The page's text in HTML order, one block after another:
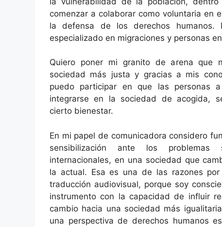
comenzar a colaborar como voluntaria en
la defensa de los derechos humanos.
especializado en migraciones y personas
Quiero poner mi granito de arena que
sociedad más justa y gracias a mis
puedo participar en que las personas
integrarse en la sociedad de acogida,
cierto bienestar.
En mi papel de comunicadora considero
sensibilización ante los problemas
internacionales, en una sociedad que
la actual. Esa es una de las razones
traducción audiovisual, porque soy
instrumento con la capacidad de influir
cambio hacia una sociedad más
una perspectiva de derechos humanos